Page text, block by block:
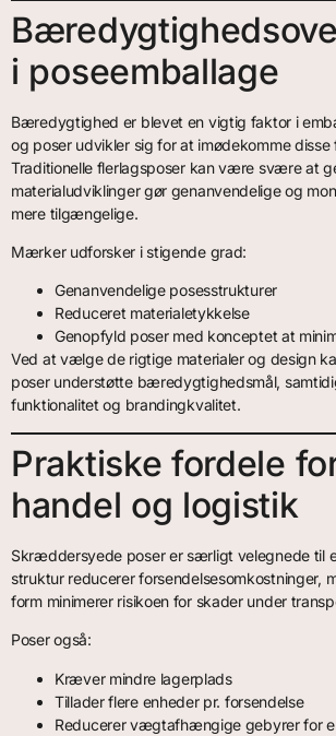
i poseemballage
Bæredygtighed er blevet en vigtig faktor i
og poser udvikler sig for at imødekomme disse
Traditionelle flerlagsposer kan være svære at
materialudviklinger gør genanvendelige og
mere tilgængelige.
Mærker udforsker i stigende grad:
Genanvendelige posesstrukturer
Reduceret materialetykkelse
Genopfyld poser med konceptet at
Ved at vælge de rigtige materialer og design
poser understøtte bæredygtighedsmål,
funktionalitet og brandingkvalitet.
Praktiske fordele
handel og logistik
Skræddersyede poser er særligt velegnede til
struktur reducerer forsendelsesomkostninger,
form minimerer risikoen for skader under
Poser også:
Kræver mindre lagerplads
Tillader flere enheder pr. forsendelse
Reducerer vægtafhængige gebyrer for